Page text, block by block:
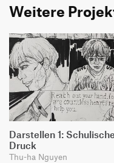
Weitere
Darstellen 1:
Druck
Thu-ha Nguyen